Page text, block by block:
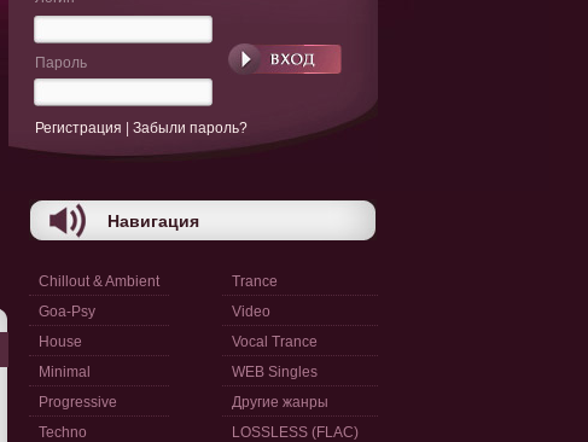
Пароль
Регистрация Забыли пароль?
Навигация
Chillout & Ambient
Goa-Psy
House
Minimal
Progressive
Techno
Trance
Video
Vocal Trance
WEB Singles
Другие жанры
LOSSLESS (FLAC)